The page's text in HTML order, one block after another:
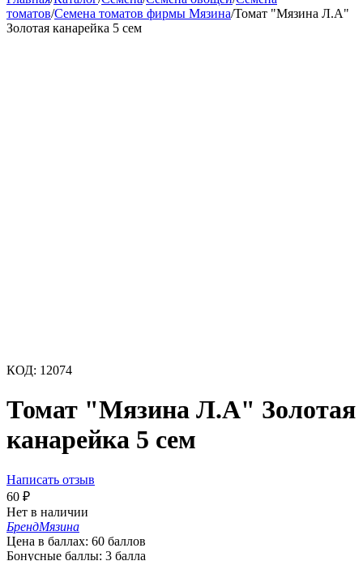
томатов/Семена томатов фирмы Мязина/Томат "Мязина Л.А"
Золотая канарейка 5 сем
КОД: 12074
Томат "Мязина Л.А" Золотая
канарейка 5 сем
Написать отзыв
60 ₽
Нет в наличии
БрендМязина
Цена в баллах: 60 баллов
Бонусные баллы: 3 балла